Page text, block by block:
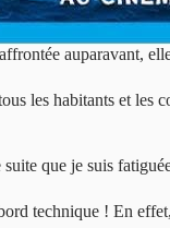
auparavant,
les habitants et
que je suis
technique ! En